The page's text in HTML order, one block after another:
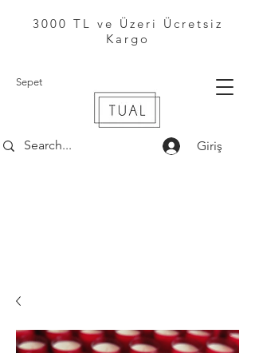
Sepet
Giriş
3000 TL ve Üzeri Ücretsiz
Kargo